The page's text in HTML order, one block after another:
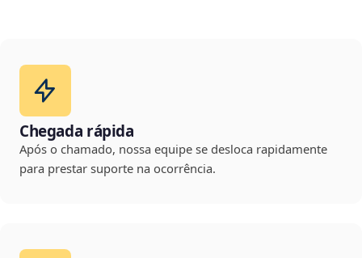
Chegada rápida
Após o chamado, nossa equipe se desloca rapidamente
para prestar suporte na ocorrência.